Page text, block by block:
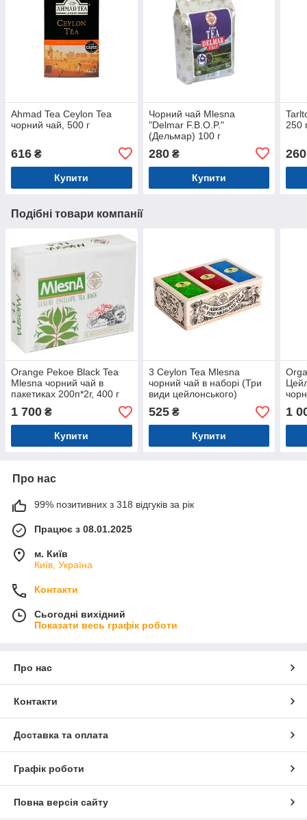
Ahmad Tea Ceylon Tea
чорний чай, 500 г
616 ₴
Купити
Чорний чай Mlesna
"Delmar F.B.O.P."
(Дельмар) 100 г
280₴
Купити
250
260
Подібні товари компанії
Orange Pekoe Black Tea
Mlesna чорний чай в
пакетиках 200п*2г, 400 г
1 700 ₴
Купити
3 Ceylon Tea Mlesna
чорний чай в наборі (Три
види цейлонського)
дерев'яна скринька 100 г
525₴
Купити
1
Про нас
99% позитивних з 318 відгуків за рік
Працює з 08.01.2025
м. Київ
Київ, Україна
Контакти
Сьогодні вихідний
Показати весь графік роботи
Про нас
Контакти
Доставка та оплата
Графік роботи
Повна версія сайту